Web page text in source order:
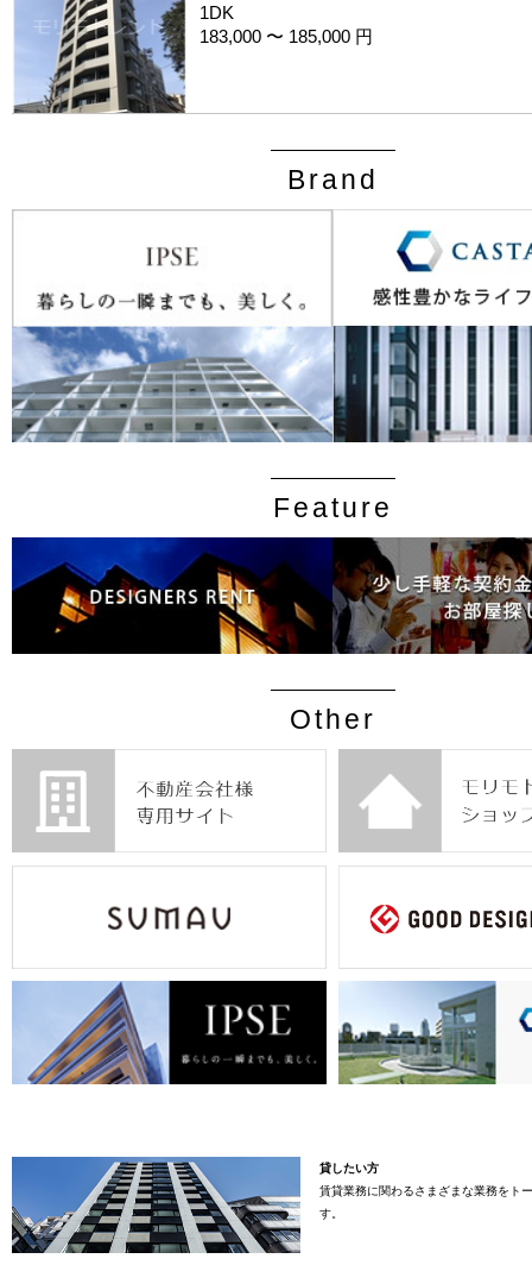
1DK
183,000 〜 185,000 円
Brand
Feature
Other
貸したい方
賃貸業務に関わるさまざまな業務をト
す。